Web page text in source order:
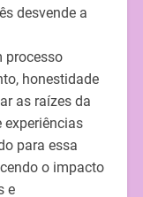
desvende a
processo
honestidade
as raízes da
experiências
para essa
o impacto
e